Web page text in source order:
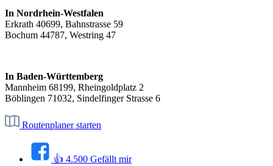
In Nordrhein-Westfalen
Erkrath 40699, Bahnstrasse 59
Bochum 44787, Westring 47
In Baden-Württemberg
Mannheim 68199, Rheingoldplatz 2
Böblingen 71032, Sindelfinger Strasse 6
Routenplaner starten
👍 4.500 Gefällt mir